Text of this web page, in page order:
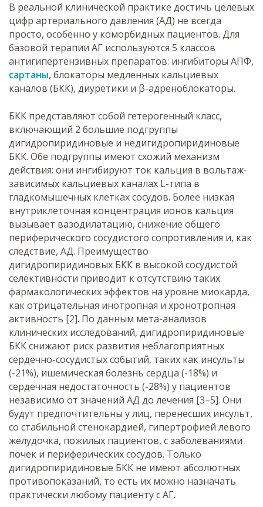
В реальной клинической практике достичь целевых
цифр артериального давления (АД) не всегда
просто, особенно у коморбидных пациентов. Для
базовой терапии АГ используются 5 классов
антигипертензивных препаратов: ингибиторы АПФ,
сартаны, блокаторы медленных кальциевых
каналов (БКК), диуретики и β-адреноблокаторы.
БКК представляют собой гетерогенный класс,
включающий 2 большие подгруппы
дигидропиридиновые и недигидропиридиновые
БКК. Обе подгруппы имеют схожий механизм
действия: они ингибируют ток кальция в вольтаж-
зависимых кальциевых каналах L-типа в
гладкомышечных клетках сосудов. Более низкая
внутриклеточная концентрация ионов кальция
вызывает вазодилатацию, снижение общего
периферического сосудистого сопротивления и, как
следствие, АД. Преимущество
дигидропиридиновых БКК в высокой сосудистой
селективности приводит к отсутствию таких
фармакологических эффектов на уровне миокарда,
как отрицательная инотропная и хронотропная
активность [2]. По данным мета-анализов
клинических исследований, дигидропиридиновые
БКК снижают риск развития неблагоприятных
сердечно-сосудистых событий, таких как инсульты
(-21%), ишемическая болезнь сердца (-18%) и
сердечная недостаточность (-28%) у пациентов
независимо от значений АД до лечения [3–5]. Они
будут предпочтительны у лиц, перенесших инсульт,
со стабильной стенокардией, гипертрофией левого
желудочка, пожилых пациентов, с заболеваниями
почек и периферических сосудов. Только
дигидропиридиновые БКК не имеют абсолютных
противопоказаний, то есть их можно назначать
практически любому пациенту с АГ.